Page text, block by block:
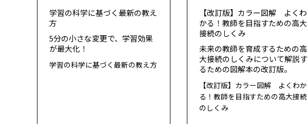
学習の科学に基づく最新の教え
方
5分の小さな変更で、学習効果
が最大化！
学習の科学に基づく最新の教え方
【改訂版】カラー図解 よくわ
かる！教師を目指すための高大
接続のしくみ
未来の教師を育成するための高
大接続のしくみについて解説す
るための図解本の改訂版。
【改訂版】カラー図解 よくわか
る！教師を目指すための高大接続
のしくみ